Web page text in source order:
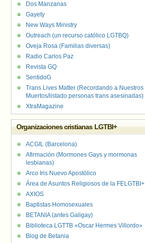
Dos Manzanas
Gayety
New Ways Ministry
Outreach (un recurso católico LGTBQ)
Oveja Rosa (Familias diversas)
Radio Carlos Paz
Revista GQ
SentidoG
Trans Lives Matter (Recordando a Nuestros
Muertos/listado personas trans asesinadas)
XtraMagazine
Organizaciones cristianas LGTBI+
ACGIL (Barcelona)
Afirmación (Mormones Gays y mormonas
lesbianas)
Arco Iris Nuevo Apostólico
Área de Asuntos Religiosos de la FELGTBI+
AXIOS
Baptistas Homosexuales
BETANIA (antes Galigay)
Biblioteca LGTTB «Oscar Hermes Villordo»
Blog de Betania